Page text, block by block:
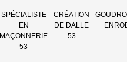
SPÉCIALISTE
EN
MAÇONNERIE
53
CRÉATION
DE DALLE
53